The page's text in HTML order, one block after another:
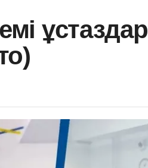
ұстаздар